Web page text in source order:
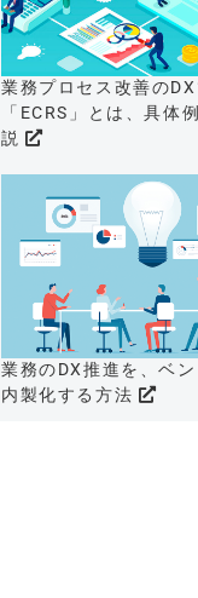
業務プロセス改善のDX
「ECRS」とは、具体
説
業務のDX推進を、ベ
内製化する方法